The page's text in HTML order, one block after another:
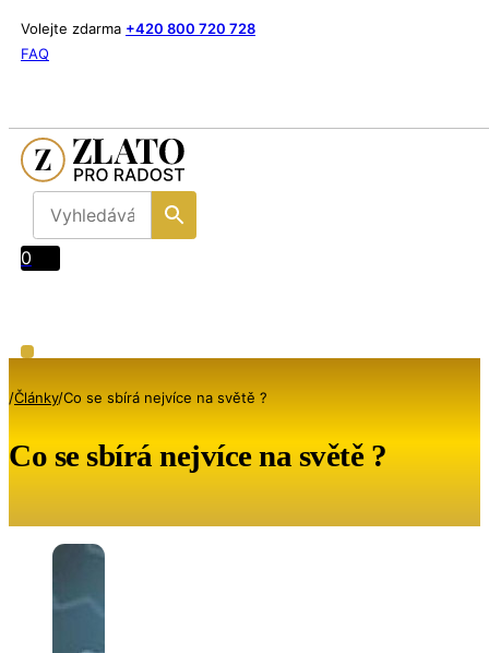
Volejte zdarma +420 800 720 728
FAQ
0
/Články/Co se sbírá nejvíce na světě ?
Co se sbírá nejvíce na světě ?